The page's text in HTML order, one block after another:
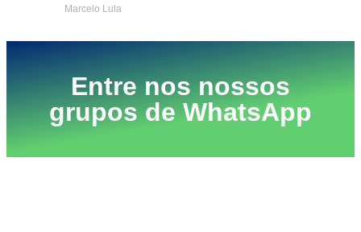
Marcelo Lula
Entre nos nossos
grupos de WhatsApp